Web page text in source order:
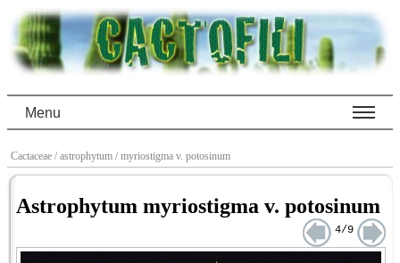
Menu
Cactaceae / astrophytum / myriostigma v. potosinum
Astrophytum myriostigma v. potosinum
4/9